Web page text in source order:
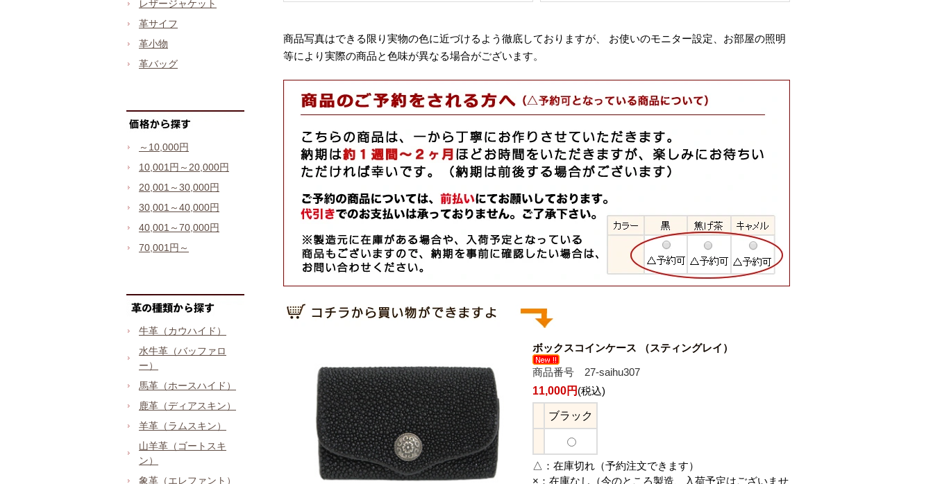
レザージャケット
革サイフ
革小物
革バッグ
～10,000円
10,001円～20,000円
20,001～30,000円
30,001～40,000円
40,001～70,000円
70,001円～
牛革（カウハイド）
水牛革（バッファロ
ー）
馬革（ホースハイド）
鹿革（ディアスキン）
羊革（ラムスキン）
山羊革（ゴートスキ
ン）
象革（エレファント）
商品写真はできる限り実物の色に近づけるよう徹底しておりますが、 お使いのモニター設定、お部屋の照明
等により実際の商品と色味が異なる場合がございます。
ボックスコインケース （スティングレイ）
商品番号 27-saihu307
11,000円 (税込)
ブラック
△： 在庫切れ（予約注文できます）
×： 在庫なし（今のところ製造、入荷予定はございませ